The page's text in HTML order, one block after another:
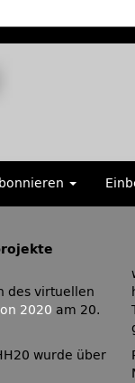
des virtuellen
2020 am 20.
wurde über